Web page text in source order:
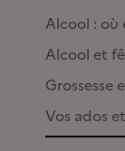
Alcool : où
Alcool et
Grossesse
Vos ados